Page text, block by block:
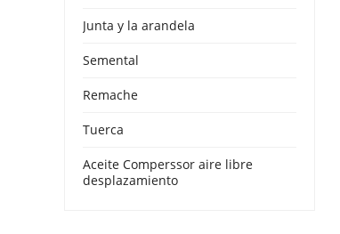
Junta y la arandela
Semental
Remache
Tuerca
Aceite Comperssor aire libre
desplazamiento